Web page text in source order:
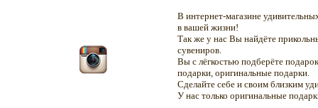
В интернет-магазине
в вашей жизни!
Так же у нас Вы найдёте
сувениров.
Вы с лёгкостью подберёте
подарки, оригинальные подарки.
Сделайте себе и своим близким
У нас только оригинальные